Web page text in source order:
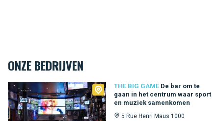
ONZE BEDRIJVEN
THE BIG GAME De bar om te
gaan in het centrum waar sport
en muziek samenkomen
5 Rue Henri Maus 1000
The Big Game